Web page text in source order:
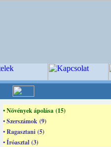
• Növények ápolása (15)
• Szerszámok (9)
• Ragasztani (5)
• Íróasztal (3)